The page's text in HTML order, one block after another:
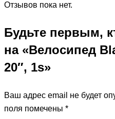
Отзывов пока нет.
Будьте первым,
на «Велосипед
20″, 1s»
Ваш адрес email не будет
поля помечены *